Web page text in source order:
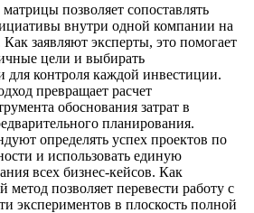
позволяет сопоставлять
внутри одной компании на
заявляют эксперты, это помогает
цели и выбирать
для контроля каждой инвестиции.
превращает расчет
обоснования затрат в
планирования.
определять успех проектов по
и использовать единую
всех бизнес-кейсов. Как
метод позволяет перевести работу с
экспериментов в плоскость полной